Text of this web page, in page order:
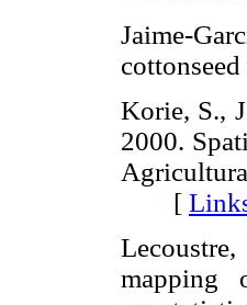
Jaime-
Korie, S.,
2000.
[
mapping